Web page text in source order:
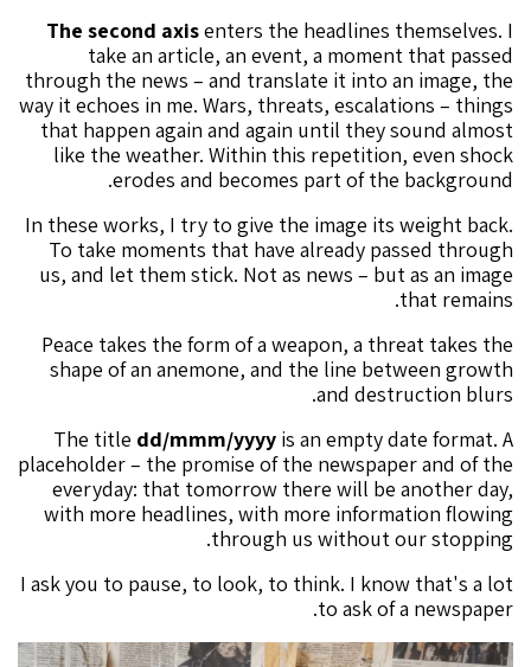
The second axisenters the headlines themselves. I
take an article, an event, a moment that passed
through the news – and translate it into an image, the
way it echoes in me. Wars, threats, escalations – things
that happen again and again until they sound almost
like the weather. Within this repetition, even shock
erodes and becomes part of the background.
In these works, I try to give the image its weight back.
To take moments that have already passed through
us, and let them stick. Not as news – but as an image
that remains.
Peace takes the form of a weapon, a threat takes the
shape of an anemone, and the line between growth
and destruction blurs.
The title dd/mmm/yyyy is an empty date format. A
placeholder – the promise of the newspaper and of the
everyday: that tomorrow there will be another day,
with more headlines, with more information flowing
through us without our stopping.
I ask you to pause, to look, to think. I know that's a lot
to ask of a newspaper.